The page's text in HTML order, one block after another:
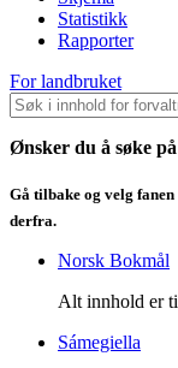
Statistikk
Rapporter
For landbruket
Ønsker du å søke
Gå tilbake og velg
derfra.
Norsk Bokmål
Alt innhold er
Sámegiella